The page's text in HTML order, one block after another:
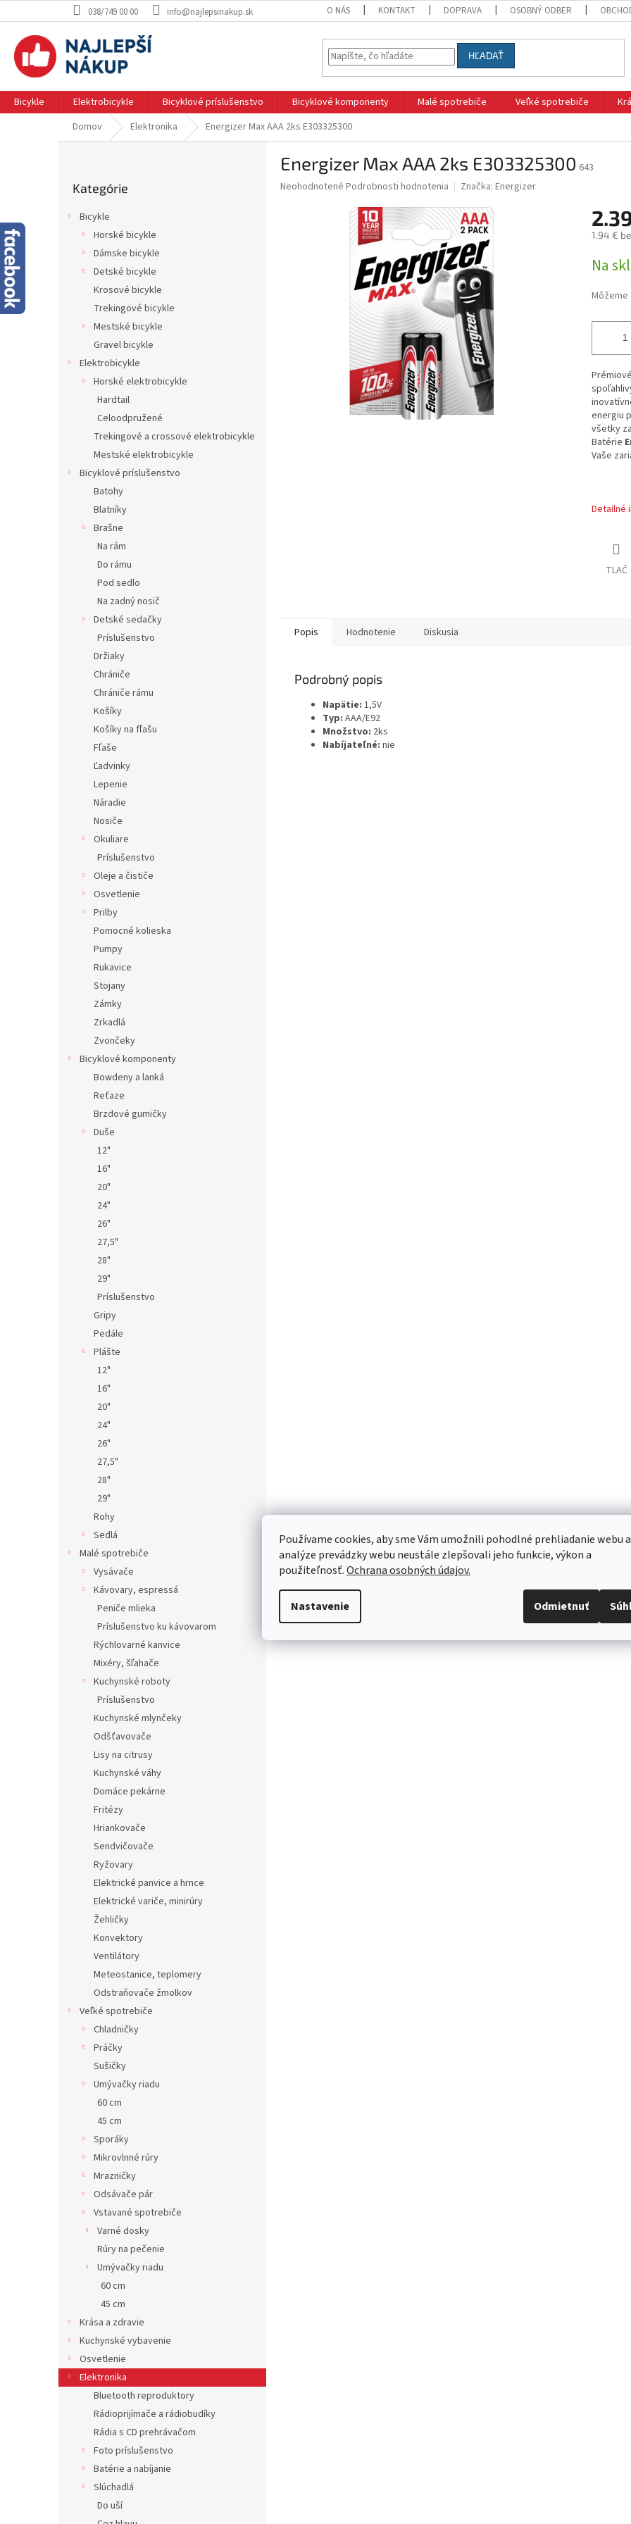
Používame cookies, aby sme Vám umožnili pohodlné prehliadanie webu
analýze prevádzky webu neustále zlepšovali jeho funkcie, výkon a
použiteľnosť.Ochrana osobných údajov.
Nastavenie Odmietnuť
na
038/749 00 00 info@najlepsinakup.sk O NÁS KONTAKT DOPRAVA OSOBNÝ ODBER
HĽADAŤ
Bicykle Elektrobicykle Bicyklové príslušenstvo Bicyklové komponenty Malé spotrebiče Veľké spotrebiče
Domov
Elektronika Energizer Max AAA 2ks E303325300
kategórie
Kategórie
Bicykle
Horské bicykle
Dámske bicykle
Detské bicykle
Krosové bicykle
Trekingové bicykle
Mestské bicykle
Gravel bicykle
Elektrobicykle
Horské elektrobicykle
Hardtail
Celoodpružené
Trekingové a crossové elektrobicykle
Mestské elektrobicykle
Bicyklové príslušenstvo
Batohy
Blatníky
Brašne
Na rám
Do rámu
Pod sedlo
Na zadný nosič
Detské sedačky
Príslušenstvo
Držiaky
Chrániče
Chrániče rámu
Košíky
Košíky na fľašu
Fľaše
Ľadvinky
Lepenie
Náradie
Nosiče
Okuliare
Príslušenstvo
Oleje a čističe
Osvetlenie
Prilby
Pomocné kolieska
Pumpy
Rukavice
Stojany
Zámky
Zrkadlá
Zvončeky
Bicyklové komponenty
Bowdeny a lanká
Reťaze
Brzdové gumičky
Duše
12"
16"
20"
24"
26"
27,5"
28"
29"
Príslušenstvo
Gripy
Pedále
Plášte
12"
16"
20"
24"
26"
27,5"
28"
29"
Rohy
Sedlá
Malé spotrebiče
Vysávače
Kávovary, espressá
Peniče mlieka
Príslušenstvo ku kávovarom
Rýchlovarné kanvice
Mixéry, šľahače
Kuchynské roboty
Príslušenstvo
Kuchynské mlynčeky
Odšťavovače
Lisy na citrusy
Kuchynské váhy
Domáce pekárne
Fritézy
Hriankovače
Sendvičovače
Ryžovary
Elektrické panvice a hrnce
Elektrické variče, minirúry
Žehličky
Konvektory
Ventilátory
Meteostanice, teplomery
Odstraňovače žmolkov
Veľké spotrebiče
Chladničky
Práčky
Sušičky
Umývačky riadu
60 cm
45 cm
Sporáky
Mikrovlnné rúry
Mrazničky
Odsávače pár
Vstavané spotrebiče
Varné dosky
Rúry na pečenie
Umývačky riadu
60 cm
45 cm
Krása a zdravie
Kuchynské vybavenie
Osvetlenie
Elektronika
Bluetooth reproduktory
Rádioprijímače a rádiobudíky
Rádia s CD prehrávačom
Foto príslušenstvo
Batérie a nabíjanie
Slúchadlá
Do uší
Energizer Max AAA 2ks E303325300 643
Priemerné
Neohodnotené Podrobnosti hodnotenia Značka: Energizer
1.94 €
cena:
Na
energiu
všetky
Batérie
Vaše
Detailné
TLAČ
Popis Hodnotenie Diskusia
Podrobný popis
Napätie: 1,5V
Typ: AAA/E92
Množstvo: 2ks
Nabíjateľné: nie